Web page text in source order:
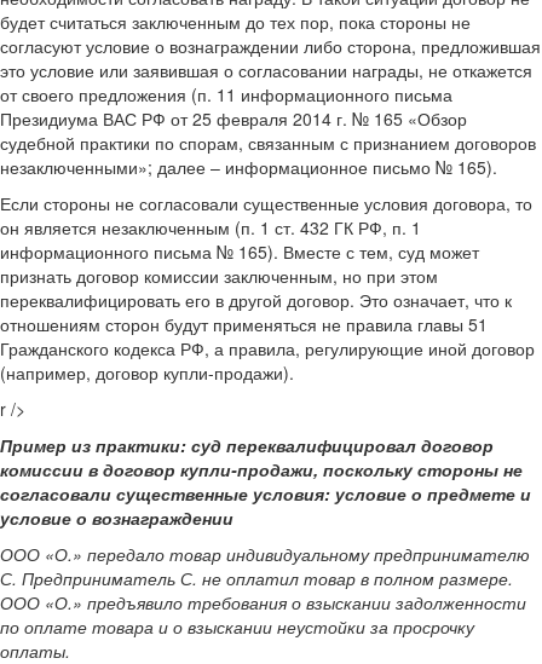
будет считаться заключенным до тех пор, пока стороны не
согласуют условие о вознаграждении либо сторона, предложившая
это условие или заявившая о согласовании награды, не откажется
от своего предложения (п. 11 информационного письма
Президиума ВАС РФ от 25 февраля 2014 г. № 165 «Обзор
судебной практики по спорам, связанным с признанием договоров
незаключенными»; далее – информационное письмо № 165).
Если стороны не согласовали существенные условия договора, то
он является незаключенным (п. 1 ст. 432 ГК РФ, п. 1
информационного письма № 165). Вместе с тем, суд может
признать договор комиссии заключенным, но при этом
переквалифицировать его в другой договор. Это означает, что к
отношениям сторон будут применяться не правила главы 51
Гражданского кодекса РФ, а правила, регулирующие иной договор
(например, договор купли-продажи).
r />
Пример из практики: суд переквалифицировал договор
комиссии в договор купли-продажи, поскольку стороны не
согласовали существенные условия: условие о предмете и
условие о вознаграждении
ООО «О.» передало товар индивидуальному предпринимателю
С. Предприниматель С. не оплатил товар в полном размере.
ООО «О.» предъявило требования о взыскании задолженности
по оплате товара и о взыскании неустойки за просрочку
оплаты.